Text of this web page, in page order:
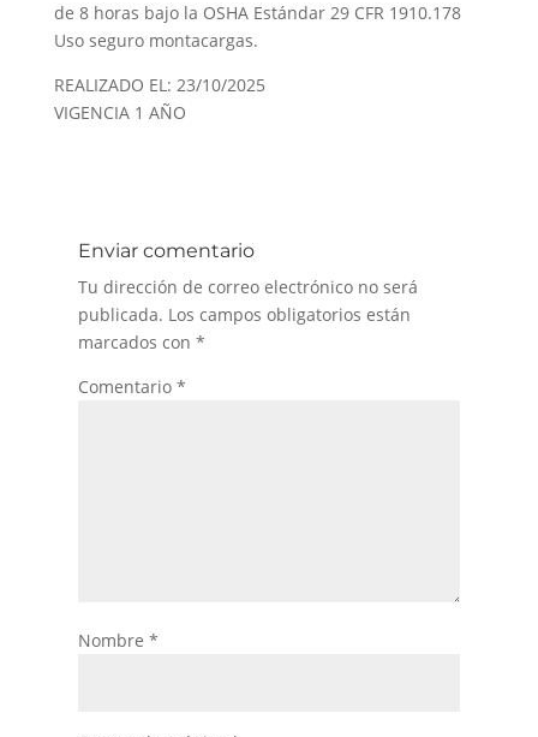
de 8 horas bajo la OSHA Estándar 29 CFR 1910.178
Uso seguro montacargas.
REALIZADO EL: 23/10/2025
VIGENCIA 1 AÑO
Enviar comentario
Tu dirección de correo electrónico no será
publicada. Los campos obligatorios están
marcados con *
Comentario *
Nombre *